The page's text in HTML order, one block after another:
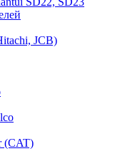
JCB)
(CAT)